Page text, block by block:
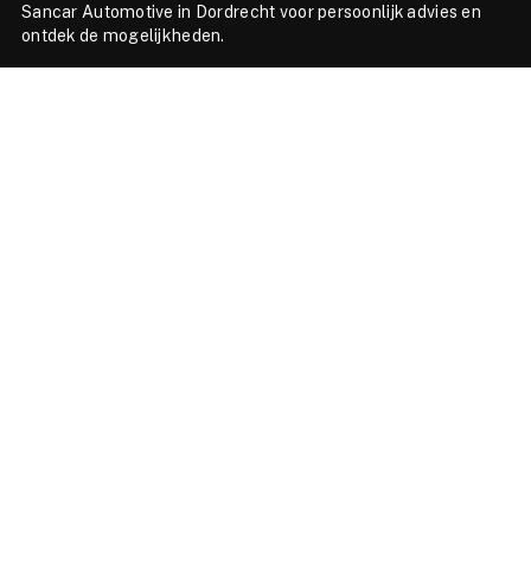
Sancar Automotive in Dordrecht voor persoonlijk advies en
ontdek de mogelijkheden.